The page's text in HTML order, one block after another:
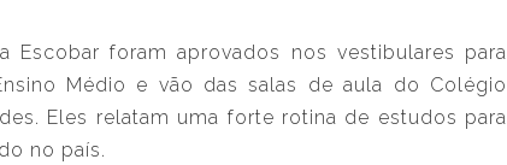
Escobar foram aprovados nos vestibulares para
Médio e vão das salas de aula do Colégio
Eles relatam uma forte rotina de estudos para
no país.